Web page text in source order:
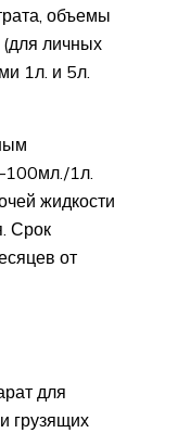
объемы
личных
1л. и 5л.
1л.
жидкости
Срок
от
для
грузящих